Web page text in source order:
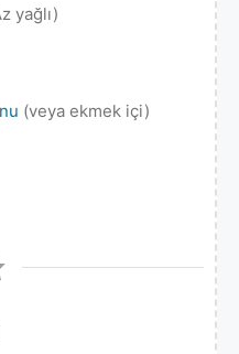
yağlı)
(veya ekmek içi)